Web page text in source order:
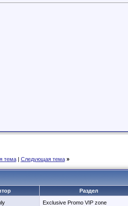
тема| Следующая тема »
Раздел
Exclusive Promo VIP zone